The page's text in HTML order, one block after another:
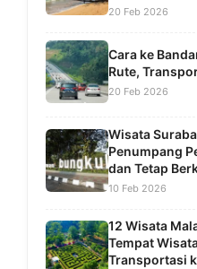
20 Feb 2026
Cara ke
Rute,
20 Feb 2026
Wisata
Penumpang
dan Tetap
10 Feb 2026
12 Wisata
Tempat
Transportasi